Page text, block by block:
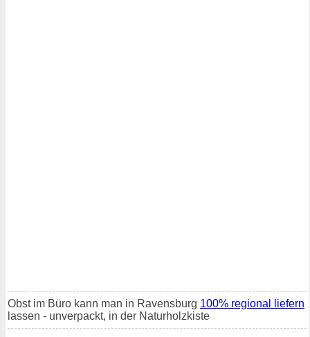
Obst im Büro kann man in Ravensburg 100% regional liefern
lassen - unverpackt, in der Naturholzkiste